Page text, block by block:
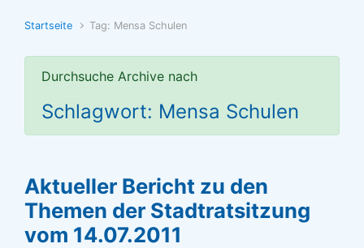
Startseite Tag: Mensa Schulen
Durchsuche Archive nach
Schlagwort: Mensa Schulen
Aktueller Bericht zu den
Themen der Stadtratsitzung
vom 14.07.2011